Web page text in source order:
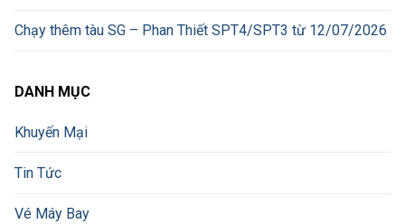
Chạy thêm tàu SG – Phan Thiết SPT4/SPT3 từ 12/07/2026
DANH MỤC
Khuyến Mại
Tin Tức
Vé Máy Bay